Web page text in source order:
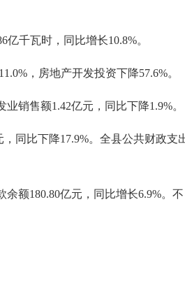
千瓦时，同比增长10.8%。
，房地产开发投资下降57.6%。
销售额1.42亿元，同比下降1.9%。
同比下降17.9%。全县公共财政支
余额180.80亿元，同比增长6.9%。